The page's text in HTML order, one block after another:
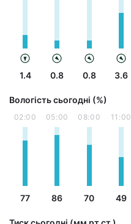
1.4 0.8 0.8 3.6
Вологість сьогодні (%)
02:00
77
05:00
86
08:00
70
11:00
49